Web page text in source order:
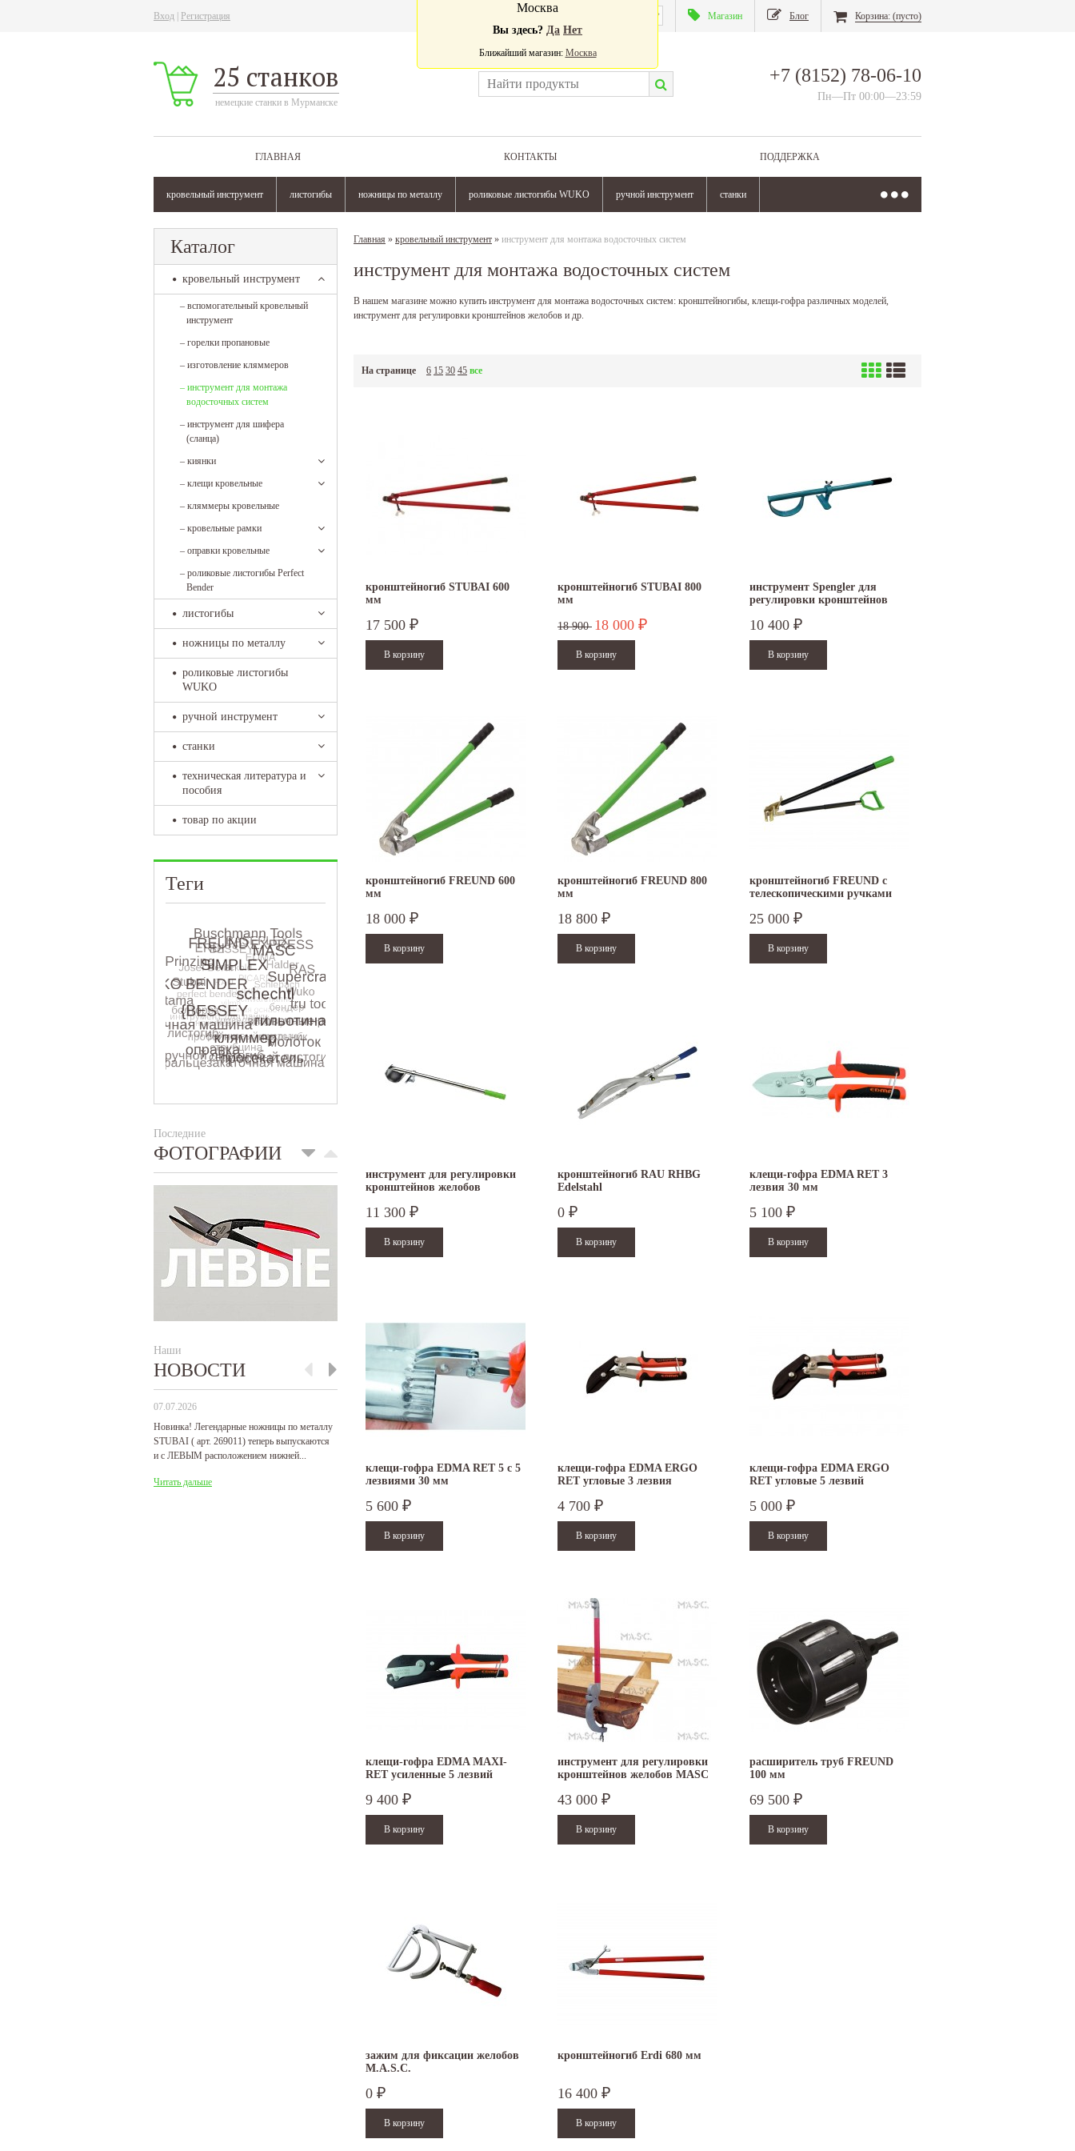
Вход Регистрация Магазин Блог Корзина: (пусто)
25 станков
немецкие станки в Мурманске
+7 (8152) 78-06-10
Пн—Пт 00:00—23:59
ГЛАВНАЯ КОНТАКТЫ ПОДДЕРЖКА
кровельный инструмент листогибы ножницы по металлу роликовые листогибы WUKO ручной инструмент станки
Москва
Вы здесь? Да Нет
Ближайший магазин: Москва
Каталог
кровельный инструмент
– вспомогательный кровельный
инструмент
– горелки пропановые
– изготовление кляммеров
– инструмент для монтажа
водосточных систем
– инструмент для шифера
(сланца)
– киянки
– клещи кровельные
– кляммеры кровельные
– кровельные рамки
– оправки кровельные
– роликовые листогибы Perfect
Bender
листогибы
ножницы по металлу
роликовые листогибы
WUKO
ручной инструмент
станки
техническая литература и
пособия
товар по акции
Теги
Последние
ФОТОГРАФИИ
Наши
НОВОСТИ
07.07.2026
Новинка! Легендарные ножницы по металлу
STUBAI ( арт. 269011) теперь выпускаются
и с ЛЕВЫМ расположением нижней...
Читать дальше
29.12.2025
Режим работы офисов в новогодние
Читать дальше Читать дальше Читать дальше
Главная » кровельный инструмент » инструмент для монтажа водосточных систем
инструмент для монтажа водосточных систем
В нашем магазине можно купить инструмент для монтажа водосточных систем: кронштейногибы, клещи-гофра различных моделей,
инструмент для регулировки кронштейнов желобов и др.
На странице 6 15 30 45 все
кронштейногиб STUBAI 600
мм
17 500 ₽
кронштейногиб STUBAI 800
мм
18 900 18 000 ₽
инструмент Spengler для
регулировки кронштейнов
10 400 ₽
кронштейногиб FREUND 600
мм
18 000 ₽
кронштейногиб FREUND 800
мм
18 800 ₽
кронштейногиб FREUND с
телескопическими ручками
25 000 ₽
инструмент для регулировки
кронштейнов желобов
11 300 ₽
кронштейногиб RAU RHBG
Edelstahl
0 ₽
клещи-гофра EDMA RET 3
лезвия 30 мм
5 100 ₽
клещи-гофра EDMA RET 5 с 5
лезвиями 30 мм
5 600 ₽
клещи-гофра EDMA ERGO
RET угловые 3 лезвия
4 700 ₽
клещи-гофра EDMA ERGO
RET угловые 5 лезвий
5 000 ₽
клещи-гофра EDMA MAXI-
RET усиленные 5 лезвий
9 400 ₽
инструмент для регулировки
кронштейнов желобов MASC
43 000 ₽
расширитель труб FREUND
100 мм
69 500 ₽
зажим для фиксации желобов
M.A.S.C.
0 ₽
кронштейногиб Erdi 680 мм
16 400 ₽